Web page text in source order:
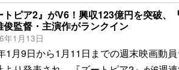
トピア2』がV6！興収123億円を突破、
俊監督・主演作がランクイン
年1月13日
1月9日から1月11日までの週末映画動